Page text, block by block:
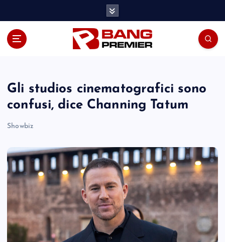
Gli studios cinematografici sono
confusi, dice Channing Tatum
Showbiz